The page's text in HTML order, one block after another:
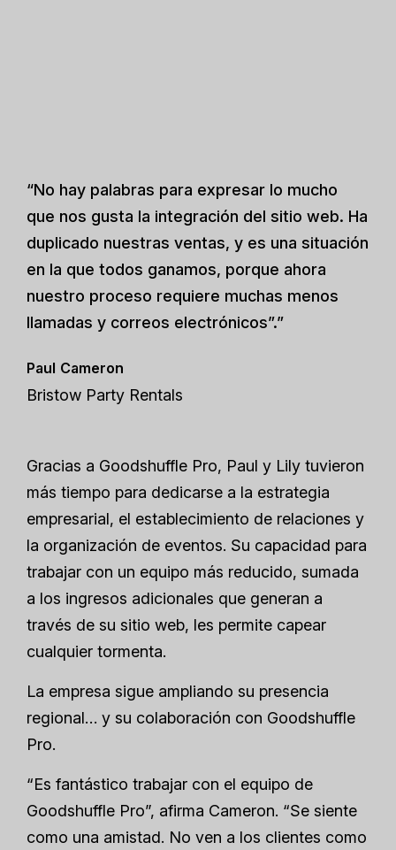
“No hay palabras para expresar lo mucho
que nos gusta la integración del sitio web. Ha
duplicado nuestras ventas, y es una situación
en la que todos ganamos, porque ahora
nuestro proceso requiere muchas menos
llamadas y correos electrónicos”.”
Paul Cameron
Bristow Party Rentals
Gracias a Goodshuffle Pro, Paul y Lily tuvieron
más tiempo para dedicarse a la estrategia
empresarial, el establecimiento de relaciones y
la organización de eventos. Su capacidad para
trabajar con un equipo más reducido, sumada
a los ingresos adicionales que generan a
través de su sitio web, les permite capear
cualquier tormenta.
La empresa sigue ampliando su presencia
regional… y su colaboración con Goodshuffle
Pro.
“Es fantástico trabajar con el equipo de
Goodshuffle Pro”, afirma Cameron. “Se siente
como una amistad. No ven a los clientes como